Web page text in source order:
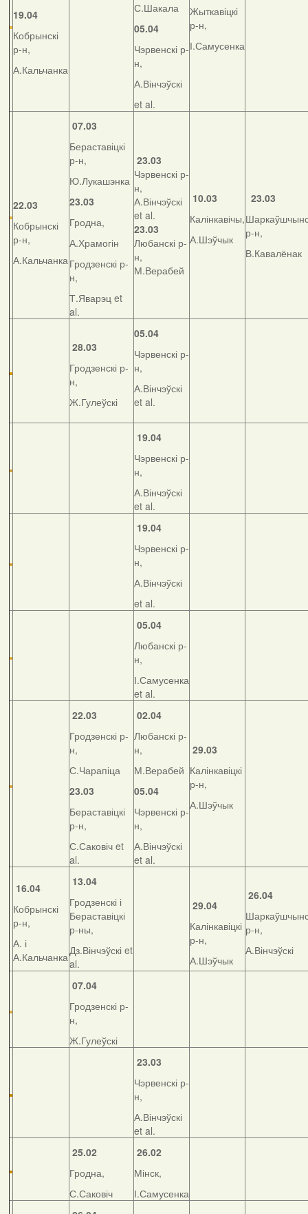
19.04
Кобрынскі
р-н,
А.Кальчанка
С.Шакала
05.04
Чэрвенскі р-
н,
А.Вінчэўскі
et al.
Жыткавіцкі
р-н,
І.Самусенка
22.03
Кобрынскі
р-н,
А.Кальчанка
07.03
Бераставіцкі
р-н,
Ю.Лукашэнка
23.03
Гродна,
А.Храмогін
Гродзенскі р-
н,
Т.Яварэц et
al.
23.03
Чэрвенскі р-
н,
А.Вінчэўскі
et al.
23.03
Любанскі р-
н,
М.Верабей
10.03
Калінкавічы,
А.Шэўчык
23.03
р-н,
В.Кавалёнак
28.03
Гродзенскі р-
н,
Ж.Гулеўскі
05.04
Чэрвенскі р-
н,
А.Вінчэўскі
et al.
19.04
Чэрвенскі р-
н,
А.Вінчэўскі
et al.
19.04
Чэрвенскі р-
н,
А.Вінчэўскі
et al.
05.04
Любанскі р-
н,
І.Самусенка
et al.
22.03
Гродзенскі р-
н,
С.Чарапіца
23.03
Бераставіцкі
р-н,
С.Саковіч et
al.
02.04
Любанскі р-
н,
М.Верабей
05.04
Чэрвенскі р-
н,
А.Вінчэўскі
et al.
29.03
Калінкавіцкі
р-н,
А.Шэўчык
16.04
Кобрынскі
р-н,
А. і
А.Кальчанка
13.04
Гродзенскі і
Бераставіцкі
р-ны,
Дз.Вінчэўскі et
al.
29.04
Калінкавіцкі
р-н,
А.Шэўчык
26.04
р-н,
А.Вінчэўскі
07.04
Гродзенскі р-
н,
Ж.Гулеўскі
23.03
Чэрвенскі р-
н,
А.Вінчэўскі
et al.
25.02
Гродна,
С.Саковіч
26.02
Мінск,
І.Самусенка